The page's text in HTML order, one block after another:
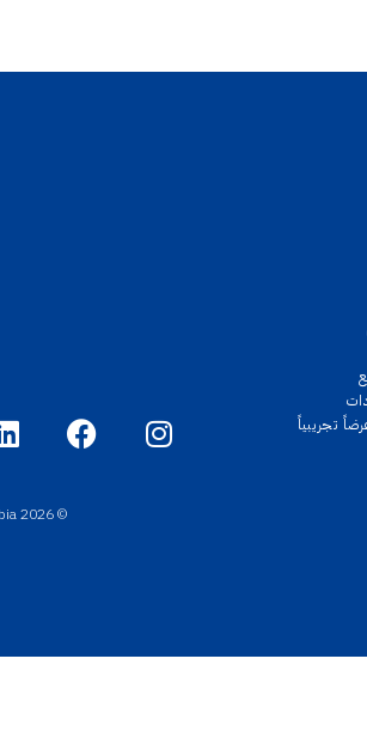
تجريبياً
© 2026 Aeroseal Arabia